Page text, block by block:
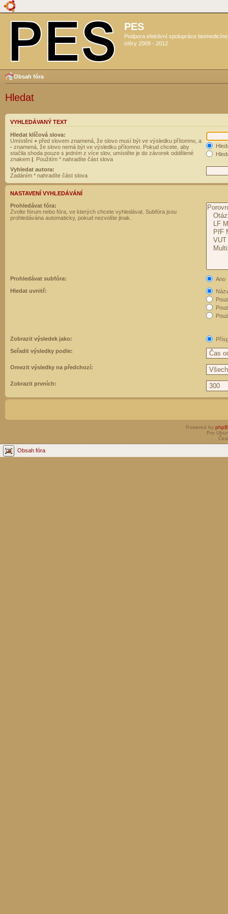
PES
Podpora efektivní spolupráce
sféry 2009 - 2012
Obsah fóra
Hledat
VYHLEDÁVANÝ TEXT
Hledat klíčová slova:
Umístění + před slovem znamená, že slovo musí být ve výsledku přítomno, a
- znamená, že slovo nemá být ve výsledku přítomno. Pokud chcete, aby
stačila shoda pouze s jedním z více slov, umístěte je do závorek oddělené
znakem | . Použitím * nahradíte část slova
Vyhledat autora:
Zadáním * nahradíte část slova
NASTAVENÍ VYHLEDÁVÁNÍ
Prohledávat fóra:
Zvolte fórum nebo fóra, ve kterých chcete vyhledávat. Subfóra jsou
prohledávána automaticky, pokud nezvolíte jinak.
Prohledávat subfóra:
Ano
Hledat uvnitř:
Zobrazit výsledek jako:
Seřadit výsledky podle:
Omezit výsledky na předchozí:
Zobrazit prvních:
Powered by
Pro
Obsah fóra